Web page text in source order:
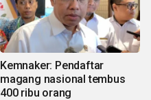
Kemnaker: Pendaftar
magang nasional tembus
400 ribu orang